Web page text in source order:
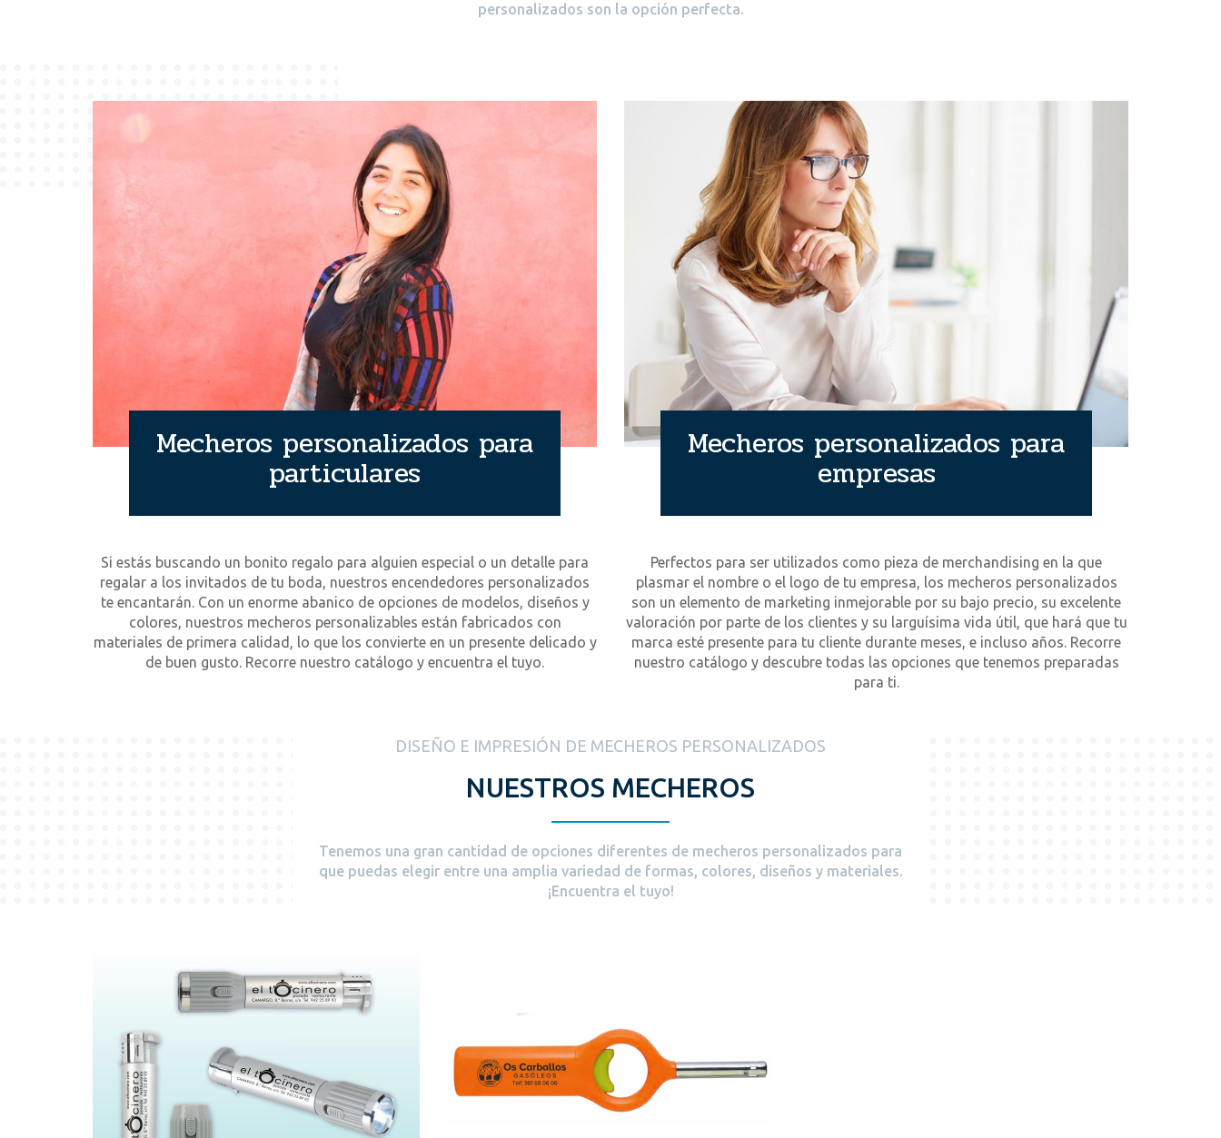
personalizados son la opción perfecta.
Mecheros personalizados para
particulares
Si estás buscando un bonito regalo para alguien especial o un detalle para
regalar a los invitados de tu boda, nuestros encendedores personalizados
te encantarán. Con un enorme abanico de opciones de modelos, diseños y
colores, nuestros mecheros personalizables están fabricados con
materiales de primera calidad, lo que los convierte en un presente delicado y
de buen gusto. Recorre nuestro catálogo y encuentra el tuyo.
Mecheros personalizados para
empresas
Perfectos para ser utilizados como pieza de merchandising en la que
plasmar el nombre o el logo de tu empresa, los mecheros personalizados
son un elemento de marketing inmejorable por su bajo precio, su excelente
valoración por parte de los clientes y su larguísima vida útil, que hará que tu
marca esté presente para tu cliente durante meses, e incluso años. Recorre
nuestro catálogo y descubre todas las opciones que tenemos preparadas
para ti.
DISEÑO E IMPRESIÓN DE MECHEROS PERSONALIZADOS
NUESTROS MECHEROS
Tenemos una gran cantidad de opciones diferentes de mecheros personalizados para
que puedas elegir entre una amplia variedad de formas, colores, diseños y materiales.
¡Encuentra el tuyo!